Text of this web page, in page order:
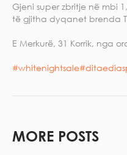
Gjeni super zbritje në mbi
të gjitha dyqanet brenda
E Merkurë, 31 Korrik, nga
#whitenightsale
MORE POSTS